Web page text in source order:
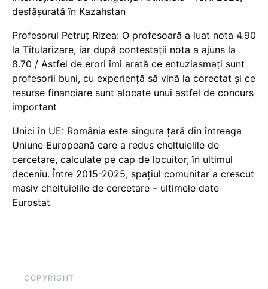
desfășurată în Kazahstan
Profesorul Petruț Rizea: O profesoară a luat nota 4.90
la Titularizare, iar după contestații nota a ajuns la
8.70 / Astfel de erori îmi arată ce entuziasmați sunt
profesorii buni, cu experiență să vină la corectat și ce
resurse financiare sunt alocate unui astfel de concurs
important
Unici în UE: România este singura țară din întreaga
Uniune Europeană care a redus cheltuielile de
cercetare, calculate pe cap de locuitor, în ultimul
deceniu. Între 2015-2025, spațiul comunitar a crescut
masiv cheltuielile de cercetare – ultimele date
Eurostat
COPYRIGHT